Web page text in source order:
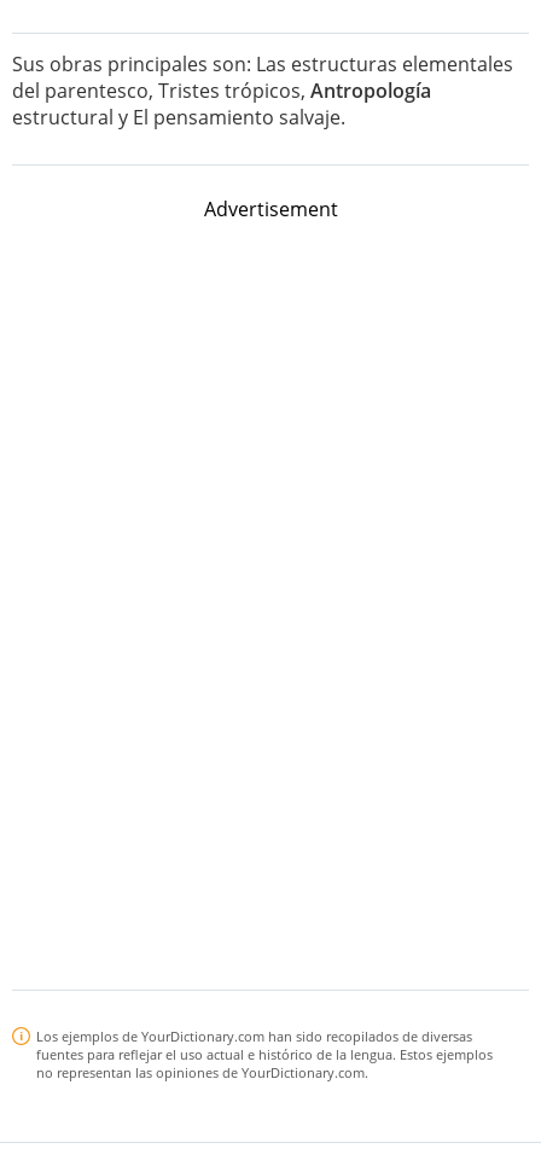
Sus obras principales son: Las estructuras elementales
del parentesco, Tristes trópicos, Antropología
estructural y El pensamiento salvaje.
Advertisement
Los ejemplos de YourDictionary.com han sido recopilados de diversas
fuentes para reflejar el uso actual e histórico de la lengua. Estos ejemplos
no representan las opiniones de YourDictionary.com.